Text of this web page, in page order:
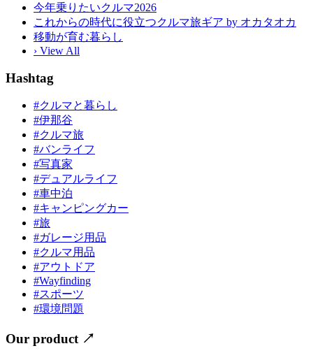
今年乗りたいクルマ2026
これからの時代に役立つクルマ旅ギア by オカタオカ
移動が育む暮らし
› View All
Hashtag
#クルマと暮らし
#伊那谷
#クルマ旅
#バンライフ
#写真家
#デュアルライフ
#車中泊
#キャンピングカー
#旅
#ガレージ用品
#クルマ用品
#アウトドア
#Wayfinding
#スポーツ
#環境問題
Our product ↗